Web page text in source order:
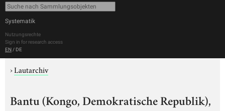
Systematik
Nutzungsrechte
Sign in for research access
EN / DE
›Lautarchiv
Bantu (Kongo, Demokratische Republik),